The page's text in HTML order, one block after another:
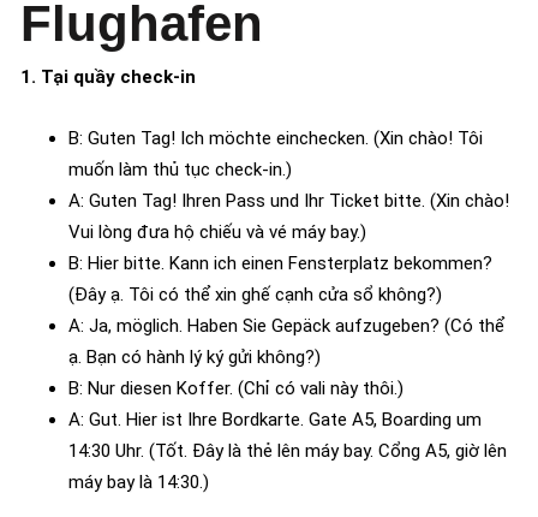
Flughafen
1. Tại quầy check-in
B: Guten Tag! Ich möchte einchecken. (Xin chào! Tôi
muốn làm thủ tục check-in.)
A: Guten Tag! Ihren Pass und Ihr Ticket bitte. (Xin chào!
Vui lòng đưa hộ chiếu và vé máy bay.)
B: Hier bitte. Kann ich einen Fensterplatz bekommen?
(Đây ạ. Tôi có thể xin ghế cạnh cửa sổ không?)
A: Ja, möglich. Haben Sie Gepäck aufzugeben? (Có thể
ạ. Bạn có hành lý ký gửi không?)
B: Nur diesen Koffer. (Chỉ có vali này thôi.)
A: Gut. Hier ist Ihre Bordkarte. Gate A5, Boarding um
14:30 Uhr. (Tốt. Đây là thẻ lên máy bay. Cổng A5, giờ lên
máy bay là 14:30.)